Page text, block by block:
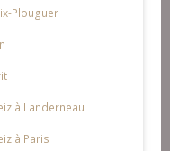
Plouguer
à Landerneau
à Paris